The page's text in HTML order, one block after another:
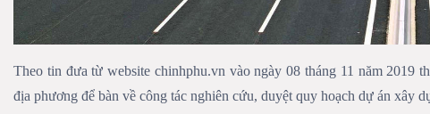
Theo tin đưa từ website chinhphu.vn vào ngày 08 tháng 11 năm
địa phương để bàn về công tác nghiên cứu, duyệt quy hoạch dự án xây